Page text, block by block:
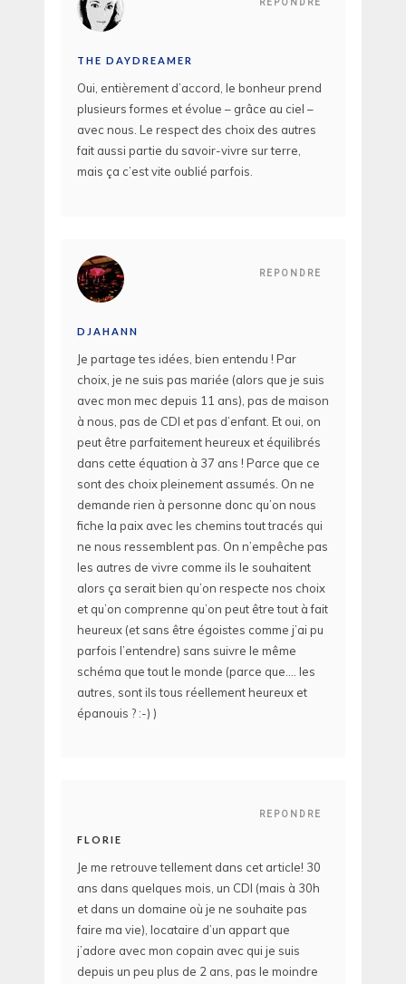
REPONDRE
THE DAYDREAMER
Oui, entièrement d’accord, le bonheur prend
plusieurs formes et évolue – grâce au ciel –
avec nous. Le respect des choix des autres
fait aussi partie du savoir-vivre sur terre,
mais ça c’est vite oublié parfois.
REPONDRE
DJAHANN
Je partage tes idées, bien entendu ! Par
choix, je ne suis pas mariée (alors que je suis
avec mon mec depuis 11 ans), pas de maison
à nous, pas de CDI et pas d’enfant. Et oui, on
peut être parfaitement heureux et équilibrés
dans cette équation à 37 ans ! Parce que ce
sont des choix pleinement assumés. On ne
demande rien à personne donc qu’on nous
fiche la paix avec les chemins tout tracés qui
ne nous ressemblent pas. On n’empêche pas
les autres de vivre comme ils le souhaitent
alors ça serait bien qu’on respecte nos choix
et qu’on comprenne qu’on peut être tout à fait
heureux (et sans être égoistes comme j’ai pu
parfois l’entendre) sans suivre le même
schéma que tout le monde (parce que…. les
autres, sont ils tous réellement heureux et
épanouis ? :-) )
REPONDRE
FLORIE
Je me retrouve tellement dans cet article! 30
ans dans quelques mois, un CDI (mais à 30h
et dans un domaine où je ne souhaite pas
faire ma vie), locataire d’un appart que
j’adore avec mon copain avec qui je suis
depuis un peu plus de 2 ans, pas le moindre